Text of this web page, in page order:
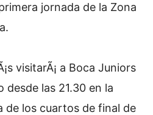
jornada de la Zona
visitarÃ¡ a Boca Juniors
desde las 21.30 en la
de los cuartos de final de